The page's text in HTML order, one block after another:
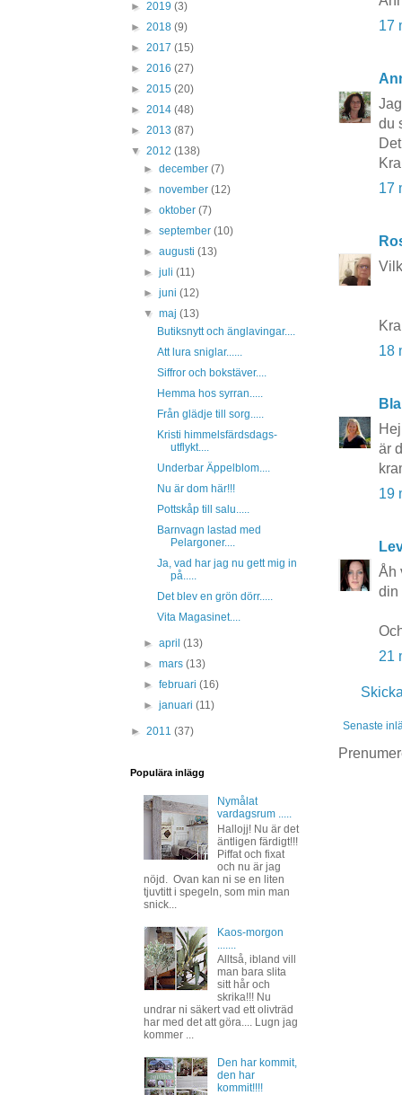
17
du
17
18
är
19
Åh
din
21
Senaste
► 2019 (3)
► 2018 (9)
► 2017 (15)
► 2016 (27)
► 2015 (20)
► 2014 (48)
► 2013 (87)
▼ 2012 (138)
►december(7)
►november(12)
►oktober(7)
►september(10)
►augusti(13)
►juli(11)
►juni(12)
▼maj(13)
Butiksnytt och änglavingar....
Att lura sniglar......
Siffror och bokstäver....
Hemma hos syrran.....
Från glädje till sorg.....
Kristi himmelsfärdsdags-
utflykt....
Underbar Äppelblom....
Nu är dom här!!!
Pottskåp till salu.....
Barnvagn lastad med
Pelargoner....
Ja, vad har jag nu gett mig in
på.....
Det blev en grön dörr.....
Vita Magasinet....
►april(13)
►mars(13)
►februari(16)
►januari(11)
► 2011 (37)
Populära inlägg
Nymålat
vardagsrum .....
Hallojj! Nu är det
äntligen färdigt!!!
Piffat och fixat
och nu är jag
nöjd. Ovan kan ni se en liten
tjuvtitt i spegeln, som min man
snick...
Kaos-morgon
Alltså, ibland vill
man bara slita
sitt hår och
skrika!!! Nu
undrar ni säkert vad ett olivträd
har med det att göra.... Lugn jag
kommer ...
Den har kommit,
den har
kommit!!!!